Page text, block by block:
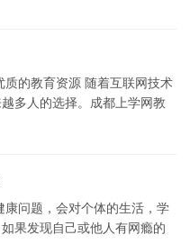
的教育资源 随着互联网技术
多人的选择。成都上学网教
问题，会对个体的生活，学
果发现自己或他人有网瘾的